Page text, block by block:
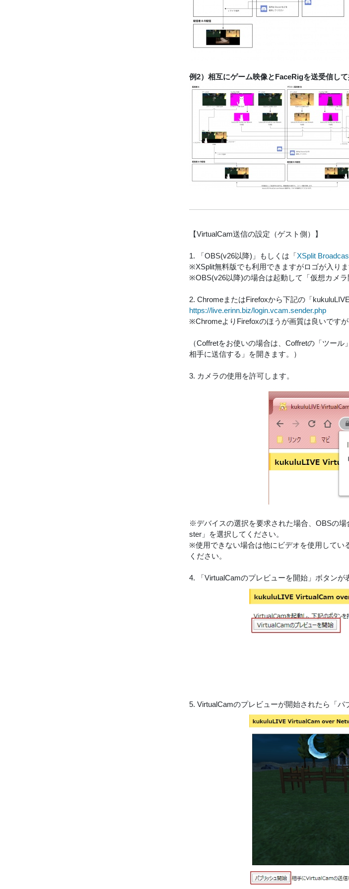
例2）相互にゲーム映像とFaceRigを送受信し
【VirtualCam送信の設定（ゲスト側）】
1. 「OBS(v26以降)」もしくは「XSplit
※XSplit無料版でも利用できますがロゴが入り
※OBS(v26以降)の場合は起動して「仮想カメラ
2. ChromeまたはFirefoxから下記の「
https://live.erinn.biz/login.vcam.sender.php
※ChromeよりFirefoxのほうが画質は良いですが
（Coffretをお使いの場合は、Coffretの「ツー
相手に送信する」を開きます。）
3. カメラの使用を許可します。
※デバイスの選択を要求された場合、OBSの
ster」を選択してください。
※使用できない場合は他にビデオを使用してい
ください。
4. 「VirtualCamのプレビューを開始」ボタンが
5. VirtualCamのプレビューが開始されたら「パ